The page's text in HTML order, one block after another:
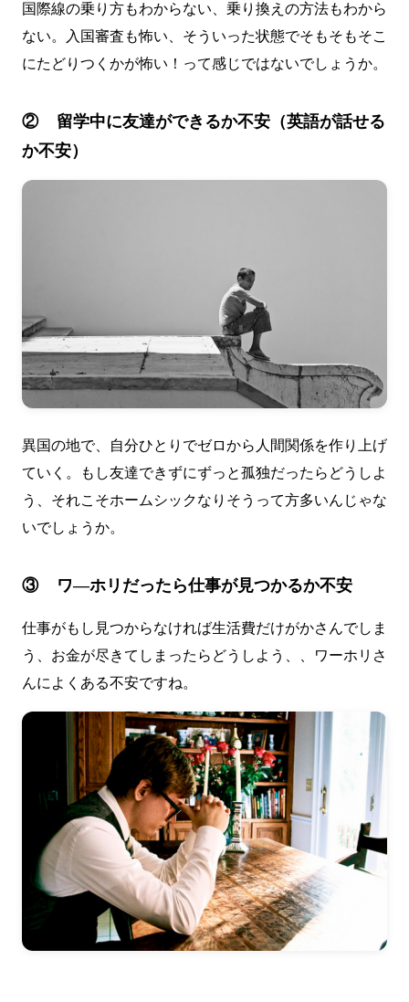
国際線の乗り方もわからない、乗り換えの方法もわから
ない。入国審査も怖い、そういった状態でそもそもそこ
にたどりつくかが怖い！って感じではないでしょうか。
② 留学中に友達ができるか不安（英語が話せる
か不安）
異国の地で、自分ひとりでゼロから人間関係を作り上げ
ていく。もし友達できずにずっと孤独だったらどうしよ
う、それこそホームシックなりそうって方多いんじゃな
いでしょうか。
③ ワ―ホリだったら仕事が見つかるか不安
仕事がもし見つからなければ生活費だけがかさんでしま
う、お金が尽きてしまったらどうしよう、、ワーホリさ
んによくある不安ですね。